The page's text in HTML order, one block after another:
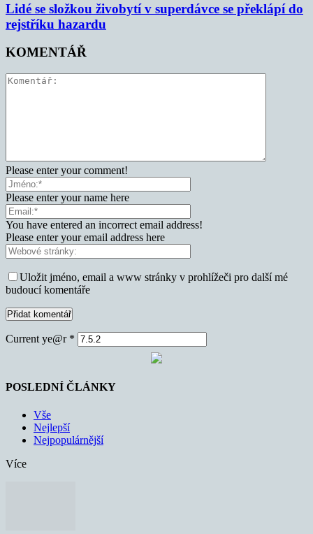
Lidé se složkou živobytí v superdávce se překlápí do
rejstříku hazardu
KOMENTÁŘ
Please enter your comment!
Please enter your name here
You have entered an incorrect email address!
Please enter your email address here
Uložit jméno, email a www stránky v prohlížeči pro další mé
budoucí komentáře
Current ye@r *
POSLEDNÍ ČLÁNKY
Vše
Nejlepší
Nejpopulárnější
Více